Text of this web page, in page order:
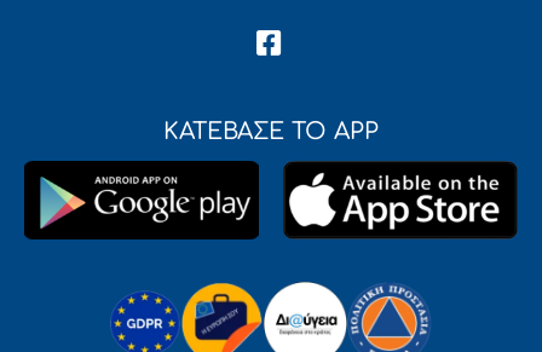
ΚΑΤΕΒΑΣΕ ΤΟ APP